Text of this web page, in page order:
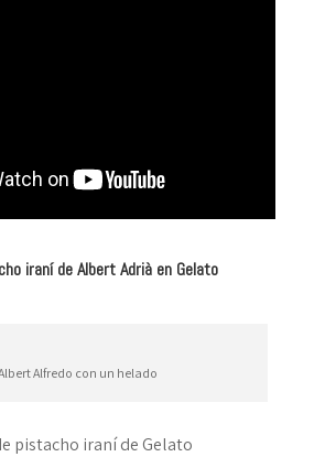
iraní de Albert Adrià en Gelato
Alfredo con un helado
pistacho iraní de Gelato